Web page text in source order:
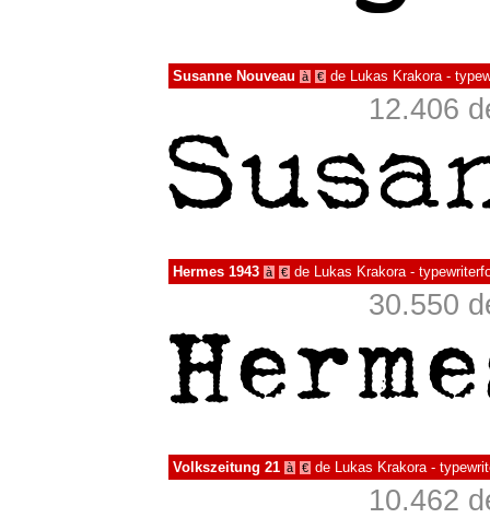
Susanne Nouveau à € de Lukas Krakora -
12.406
Hermes 1943 à € de Lukas Krakora -
30.550
Volkszeitung 21 à € de Lukas Krakora -
10.462